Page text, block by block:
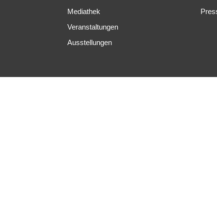
Mediathek
Veranstaltungen
Ausstellungen